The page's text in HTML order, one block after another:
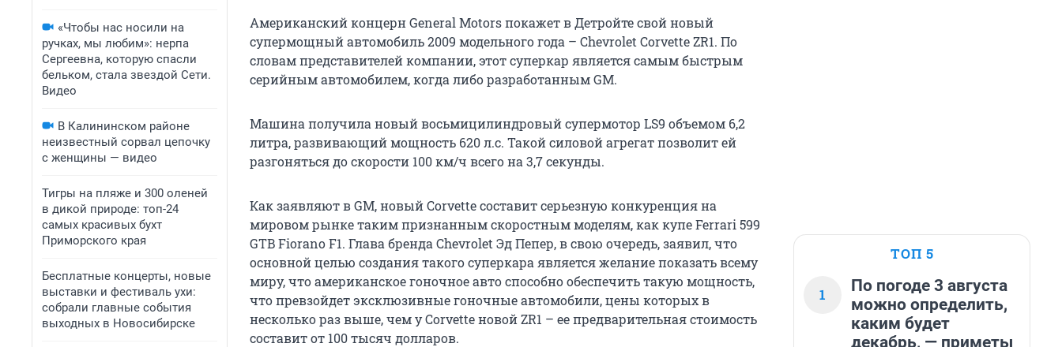
«Чтобы нас носили на
ручках, мы любим»: нерпа
Сергеевна, которую спасли
бельком, стала звездой Сети.
Видео
В Калининском районе
неизвестный сорвал цепочку
с женщины — видео
Тигры на пляже и 300 оленей
в дикой природе: топ-24
самых красивых бухт
Приморского края
Бесплатные концерты, новые
выставки и фестиваль ухи:
собрали главные события
выходных в Новосибирске
Американский концерн General Motors покажет в Детройте свой новый
супермощный автомобиль 2009 модельного года – Chevrolet Corvette ZR1. По
словам представителей компании, этот суперкар является самым быстрым
серийным автомобилем, когда либо разработанным GM.
Машина получила новый восьмицилиндровый супермотор LS9 объемом 6,2
литра, развивающий мощность 620 л.с. Такой силовой агрегат позволит ей
разгоняться до скорости 100 км/ч всего на 3,7 секунды.
Как заявляют в GM, новый Corvette составит серьезную конкуренция на
мировом рынке таким признанным скоростным моделям, как купе Ferrari 599
GTB Fiorano F1. Глава бренда Chevrolet Эд Пепер, в свою очередь, заявил, что
основной целью создания такого суперкара является желание показать всему
миру, что американское гоночное авто способно обеспечить такую мощность,
что превзойдет эксклюзивные гоночные автомобили, цены которых в
несколько раз выше, чем у Corvette новой ZR1 – ее предварительная стоимость
составит от 100 тысяч долларов.
ТОП 5
1
По погоде 3 августа
можно определить,
каким будет
декабрь, — приметы